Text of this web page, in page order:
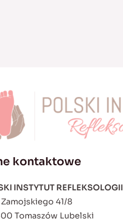
kontaktowe
INSTYTUT REFLEKSOLOGII
Zamojskiego 41/8
Tomaszów Lubelski